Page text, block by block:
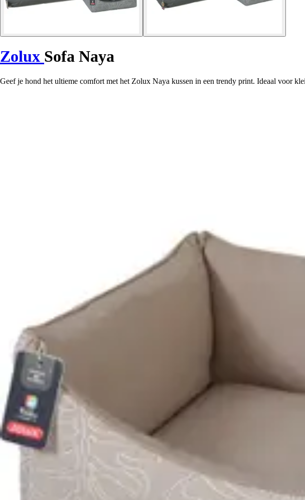
Zolux Sofa Naya
Geef je hond het ultieme comfort met het Zolux Naya kussen in een trendy print. Ideaal voor